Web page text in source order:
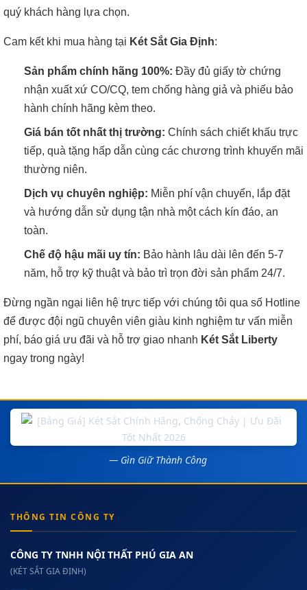
quý khách hàng lựa chọn.
Cam kết khi mua hàng tại Két Sắt Gia Định:
Sản phẩm chính hãng 100%: Đầy đủ giấy tờ chứng
nhận xuất xứ CO/CQ, tem chống hàng giả và phiếu bảo
hành chính hãng kèm theo.
Giá bán tốt nhất thị trường: Chính sách chiết khấu trực
tiếp, quà tặng hấp dẫn cùng các chương trình khuyến mãi
thường niên.
Dịch vụ chuyên nghiệp: Miễn phí vận chuyển, lắp đặt
và hướng dẫn sử dụng tận nhà một cách kín đáo, an
toàn.
Chế độ hậu mãi uy tín: Bảo hành lâu dài lên đến 5-7
năm, hỗ trợ kỹ thuật và bảo trì trọn đời sản phẩm 24/7.
Đừng ngần ngại liên hệ trực tiếp với chúng tôi qua số Hotline
để được đội ngũ chuyên viên giàu kinh nghiệm tư vấn miễn
phí, báo giá ưu đãi và hỗ trợ giao nhanh Két Sắt Liberty
ngay trong ngày!
— Gìn Giữ Thành Công
THÔNG TIN CÔNG TY
CÔNG TY TNHH NỘI THẤT PHÚ GIA AN
(KÉT SẮT GIA ĐỊNH)